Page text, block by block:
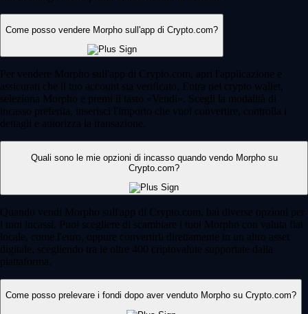
Come posso vendere Morpho sull'app di Crypto.com?
Per vendere Morpho sull'app di Crypto.com, apri l'applicazione e
assicurati che il tuo account sia verificato. Entra nel crypto wallet,
seleziona Morpho e premi il tasto «Vendi». Scegli la modalità di
incasso preferita, inserisci l'importo che vuoi convertire, controlla i
dettagli e autorizza la transazione.
Quali sono le mie opzioni di incasso quando vendo Morpho su
Crypto.com?
Quando vendi Morpho sull'app di Crypto.com, hai diverse opzioni per
i tuoi incassi. Puoi scegliere di scambiare i tuoi Morpho con valuta fiat
locale, come l'euro, oppure convertirli direttamente in un altro asset
digitale, scegliendo tra le oltre 400 criptovalute supportate dalla
piattaforma.
Come posso prelevare i fondi dopo aver venduto Morpho su Crypto.com?